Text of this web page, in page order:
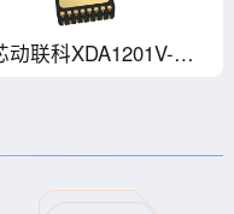
芯动联科XDA1201V-高性能X轴MEMS加速度传感器